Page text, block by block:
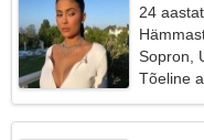
24
Sopron,
Tõeline